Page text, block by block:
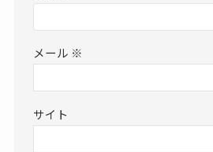
メール ※
サイト